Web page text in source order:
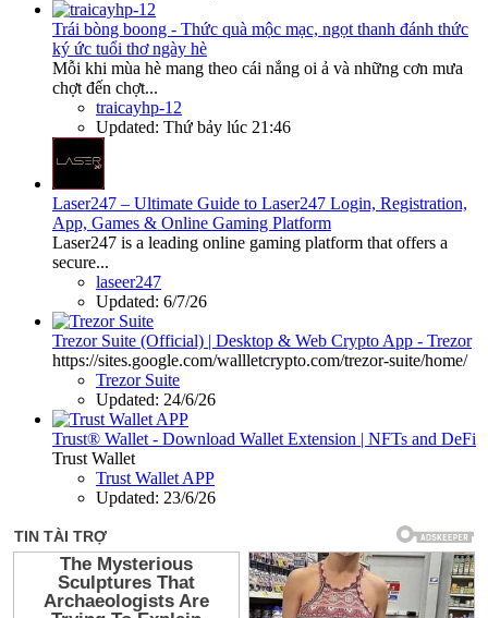
Trái bòng boong - Thức quà mộc mạc, ngọt thanh đánh thức
ký ức tuổi thơ ngày hè
Mỗi khi mùa hè mang theo cái nắng oi ả và những cơn mưa
chợt đến chợt...
traicayhp-12
Updated: Thứ bảy lúc 21:46
Laser247 – Ultimate Guide to Laser247 Login, Registration,
App, Games & Online Gaming Platform
Laser247 is a leading online gaming platform that offers a
secure...
laseer247
Updated: 6/7/26
Trezor Suite (Official) | Desktop & Web Crypto App - Trezor
https://sites.google.com/wallletcrypto.com/trezor-suite/home/
Trezor Suite
Updated: 24/6/26
Trust® Wallet - Download Wallet Extension | NFTs and DeFi
Trust Wallet
Trust Wallet APP
Updated: 23/6/26